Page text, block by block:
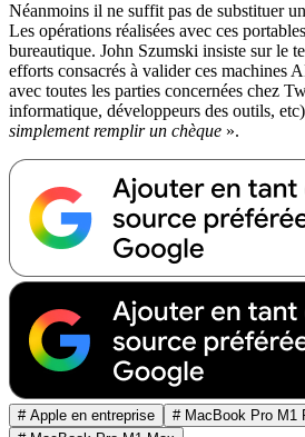
Néanmoins il ne suffit pas de substituer
Les opérations réalisées avec ces
bureautique. John Szumski insiste sur le
efforts consacrés à valider ces machines
avec toutes les parties concernées chez
informatique, développeurs des outils,
simplement remplir un chèque ».
# Apple en entreprise
# MacBook Pro M1